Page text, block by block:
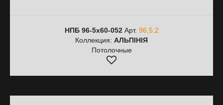
НПБ 96-5х60-052Арт. 96,5,2
Коллекция: АЛЬПІНІЯ
Потолочные